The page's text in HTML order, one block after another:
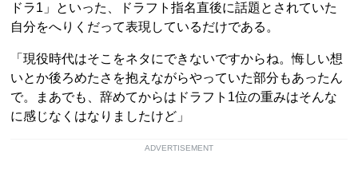
ドラ1」といった、ドラフト指名直後に話題とされていた
自分をへりくだって表現しているだけである。
「現役時代はそこをネタにできないですからね。悔しい想
いとか後ろめたさを抱えながらやっていた部分もあったん
で。まあでも、辞めてからはドラフト1位の重みはそんな
に感じなくはなりましたけど」
ADVERTISEMENT